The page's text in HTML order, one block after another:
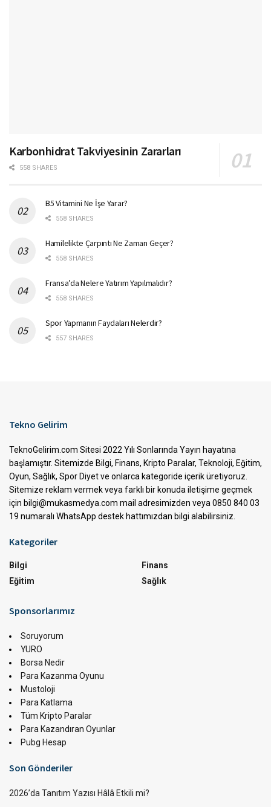
Karbonhidrat Takviyesinin Zararları
558 SHARES
B5 Vitamini Ne İşe Yarar?
558 SHARES
Hamilelikte Çarpıntı Ne Zaman Geçer?
558 SHARES
Fransa’da Nelere Yatırım Yapılmalıdır?
558 SHARES
Spor Yapmanın Faydaları Nelerdir?
557 SHARES
Tekno Gelirim
TeknoGelirim.com Sitesi 2022 Yılı Sonlarında Yayın hayatına
başlamıştır. Sitemizde Bilgi, Finans, Kripto Paralar, Teknoloji, Eğitim,
Oyun, Sağlık, Spor Diyet ve onlarca kategoride içerik üretiyoruz.
Sitemize reklam vermek veya farklı bir konuda iletişime geçmek
için bilgi@mukasmedya.com mail adresimizden veya 0850 840 03
19 numaralı WhatsApp destek hattımızdan bilgi alabilirsiniz.
Kategoriler
Bilgi
Eğitim
Finans
Sağlık
Sponsorlarımız
Soruyorum
YURO
Borsa Nedir
Para Kazanma Oyunu
Mustoloji
Para Katlama
Tüm Kripto Paralar
Para Kazandıran Oyunlar
Pubg Hesap
Son Gönderiler
2026’da Tanıtım Yazısı Hâlâ Etkili mi?